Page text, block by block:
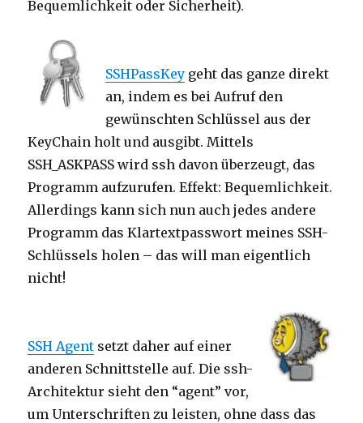
Bequemlichkeit oder Sicherheit).
SSHPassKey geht das ganze direkt
an, indem es bei Aufruf den
gewünschten Schlüssel aus der
KeyChain holt und ausgibt. Mittels
SSH_ASKPASS wird ssh davon überzeugt, das
Programm aufzurufen. Effekt: Bequemlichkeit.
Allerdings kann sich nun auch jedes andere
Programm das Klartextpasswort meines SSH-
Schlüssels holen – das will man eigentlich
nicht!
SSH Agent setzt daher auf einer
anderen Schnittstelle auf. Die ssh-
Architektur sieht den “agent” vor,
um Unterschriften zu leisten, ohne dass das